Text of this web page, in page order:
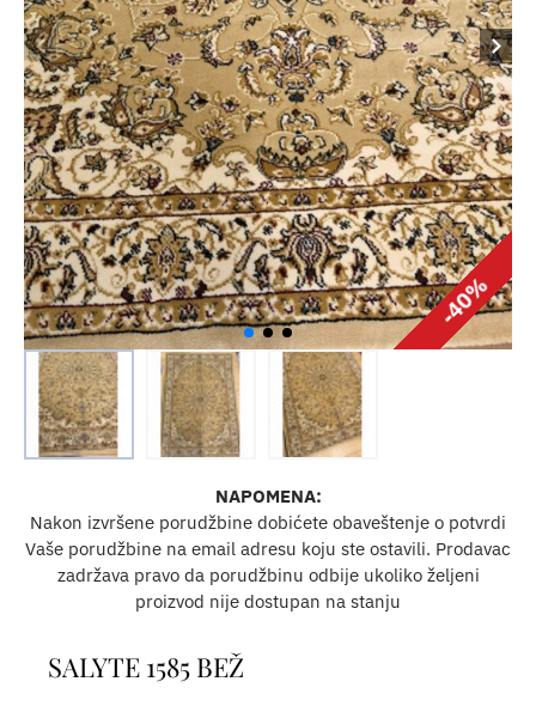
-40%
NAPOMENA:
Nakon izvršene porudžbine dobićete obaveštenje o potvrdi
Vaše porudžbine na email adresu koju ste ostavili. Prodavac
zadržava pravo da porudžbinu odbije ukoliko željeni
proizvod nije dostupan na stanju
SALYTE 1585 BEŽ